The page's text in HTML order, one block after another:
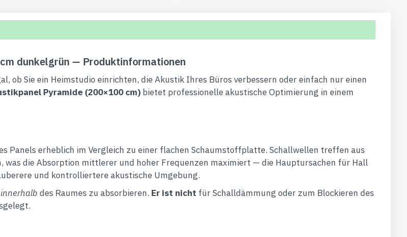
dunkelgrün — Produktinformationen
ob Sie ein Heimstudio einrichten, die Akustik Ihres Büros verbessern oder einfach nur einen
Pyramide (200×100 cm) bietet professionelle akustische Optimierung in einem
Panels erheblich im Vergleich zu einer flachen Schaumstoffplatte. Schallwellen treffen aus
was die Absorption mittlerer und hoher Frequenzen maximiert — die Hauptursachen für Hall
und kontrolliertere akustische Umgebung.
innerhalb des Raumes zu absorbieren. Er ist nicht für Schalldämmung oder zum Blockieren des